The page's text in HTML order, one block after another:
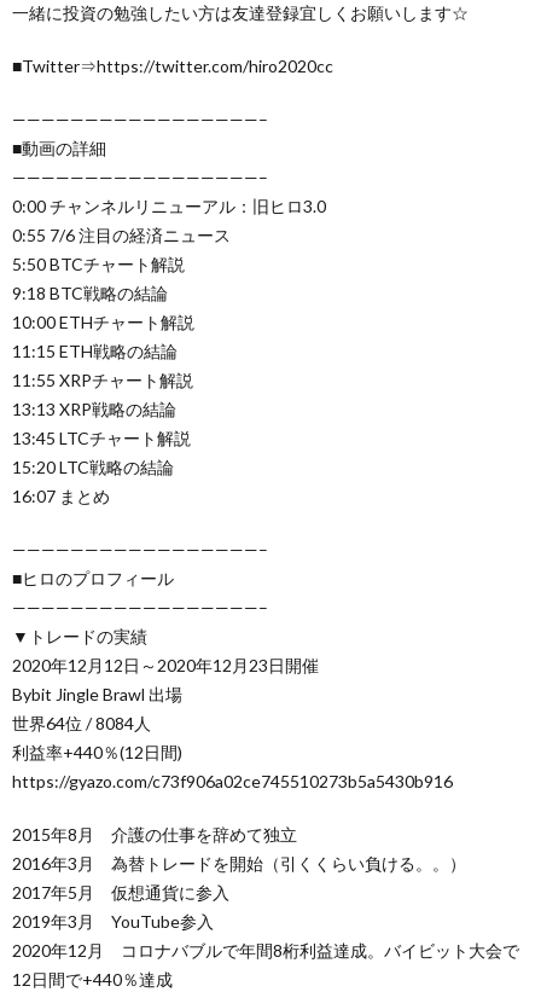
一緒に投資の勉強したい方は友達登録宜しくお願いします☆
■Twitter⇒https://twitter.com/hiro2020cc
—————————————————–
■動画の詳細
—————————————————–
0:00 チャンネルリニューアル：旧ヒロ3.0
0:55 7/6 注目の経済ニュース
5:50 BTCチャート解説
9:18 BTC戦略の結論
10:00 ETHチャート解説
11:15 ETH戦略の結論
11:55 XRPチャート解説
13:13 XRP戦略の結論
13:45 LTCチャート解説
15:20 LTC戦略の結論
16:07 まとめ
—————————————————–
■ヒロのプロフィール
—————————————————–
▼トレードの実績
2020年12月12日～2020年12月23日開催
Bybit Jingle Brawl 出場
世界64位 / 8084人
利益率+440％(12日間)
https://gyazo.com/c73f906a02ce745510273b5a5430b916
2015年8月 介護の仕事を辞めて独立
2016年3月 為替トレードを開始（引くくらい負ける。。）
2017年5月 仮想通貨に参入
2019年3月 YouTube参入
2020年12月 コロナバブルで年間8桁利益達成。バイビット大会で
12日間で+440％達成